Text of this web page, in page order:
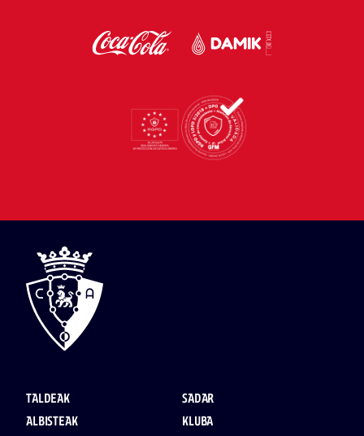
TALDEAK
ALBISTEAK
SADAR
KLUBA